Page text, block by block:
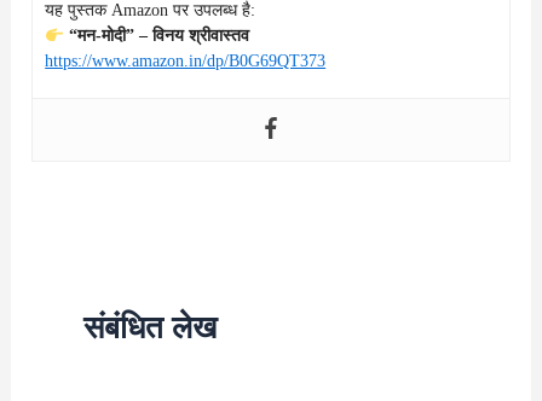
यह पुस्तक Amazon पर उपलब्ध है:
“मन-मोदी” – विनय श्रीवास्तव
https://www.amazon.in/dp/B0G69QT373
संबंधित लेख